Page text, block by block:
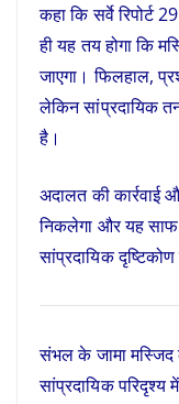
कहा कि सर्वे रिपोर्ट
ही यह तय होगा कि
जाएगा। फिलहाल,
लेकिन सांप्रदायिक
है।
अदालत की कार्रवाई
निकलेगा और यह साफ
सांप्रदायिक
संभल के जामा मस्जिद
सांप्रदायिक